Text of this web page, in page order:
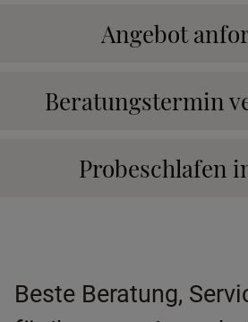
Angebot
Beratungstermin
Probeschlafen
Beste Beratung,